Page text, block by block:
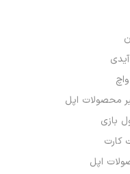
محصولات اپل
بازی
کارت
اپل